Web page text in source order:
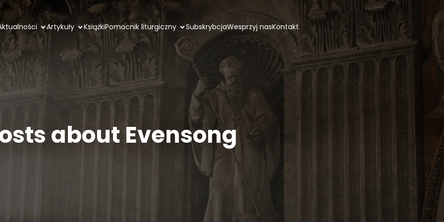
Artykuły KsiążkiPomocnik liturgiczny SubskrybcjaWesprzyj nasKontakt
about Evensong